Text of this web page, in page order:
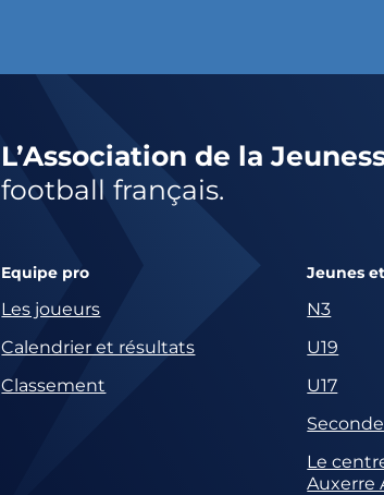
L’Association de la
football français.
Equipe pro
Les joueurs
Calendrier et résultats
Classement
Jeunes
N3
U19
U17
Le
Auxerre